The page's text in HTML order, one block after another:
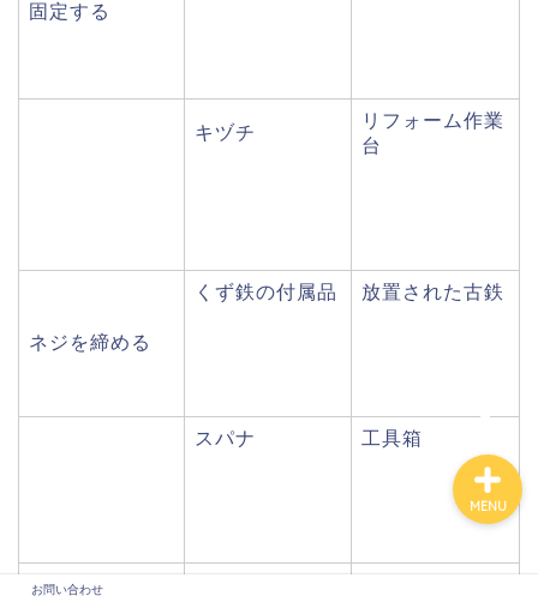
固定する
キヅチ
リフォーム作業
台
ネジを締める
くず鉄の付属品 放置された古鉄
スパナ 工具箱
お問い合わせ
MENU